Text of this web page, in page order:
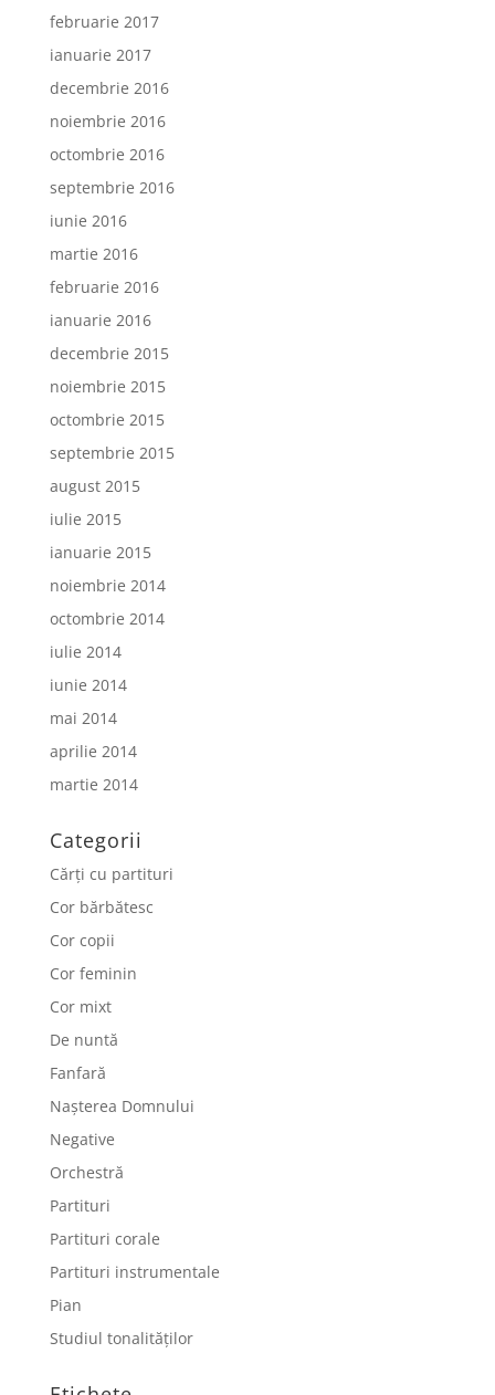
februarie 2017
ianuarie 2017
decembrie 2016
noiembrie 2016
octombrie 2016
septembrie 2016
iunie 2016
martie 2016
februarie 2016
ianuarie 2016
decembrie 2015
noiembrie 2015
octombrie 2015
septembrie 2015
august 2015
iulie 2015
ianuarie 2015
noiembrie 2014
octombrie 2014
iulie 2014
iunie 2014
mai 2014
aprilie 2014
martie 2014
Categorii
Cărți cu partituri
Cor bărbătesc
Cor copii
Cor feminin
Cor mixt
De nuntă
Fanfară
Nașterea Domnului
Negative
Orchestră
Partituri
Partituri corale
Partituri instrumentale
Pian
Studiul tonalităților